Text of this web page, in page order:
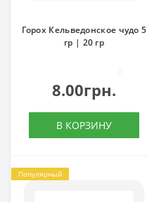
Горох Кельведонское чудо 5
гр | 20 гр
8.00грн.
В КОРЗИНУ
Популярный